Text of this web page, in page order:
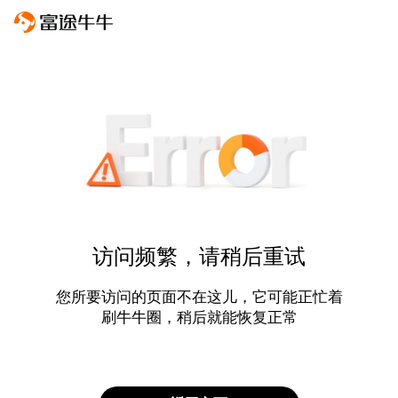
访问频繁，请稍后重试
您所要访问的页面不在这儿，它可能正忙着
刷牛牛圈，稍后就能恢复正常